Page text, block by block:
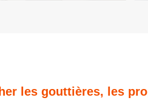
les gouttières, les